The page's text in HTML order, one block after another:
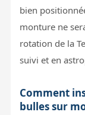
bien
monture ne
rotation de la
suivi et en
Comment
bulles sur